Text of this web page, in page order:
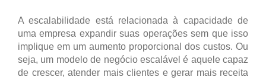
A escalabilidade está relacionada à capacidade de
uma empresa expandir suas operações sem que isso
implique em um aumento proporcional dos custos. Ou
seja, um modelo de negócio escalável é aquele capaz
de crescer, atender mais clientes e gerar mais receita